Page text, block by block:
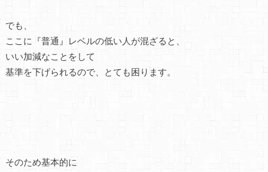
でも、
ここに『普通』レベルの低い人が混ざると、
いい加減なことをして
基準を下げられるので、とても困ります。
そのため基本的に